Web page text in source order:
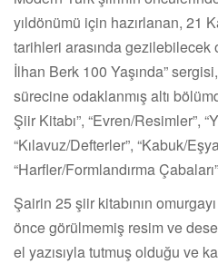
yıldönümü için hazırlanan, 21
tarihleri arasında gezilebilecek
İlhan Berk 100 Yaşında”
sürecine odaklanmış altı
Şiir Kitabı”, “Evren/Resimler”,
“Kılavuz/Defterler”, “Kabuk/
“Harfler/Formlandırma
Şairin 25 şiir kitabının
önce görülmemiş resim ve
el yazısıyla tutmuş olduğu ve